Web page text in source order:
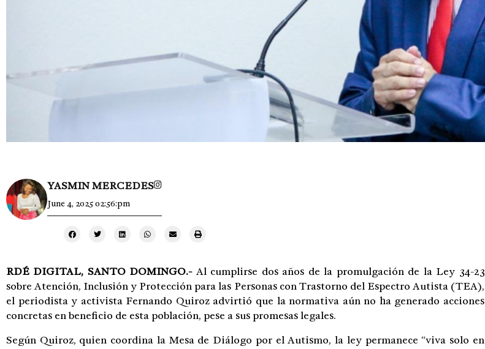
YASMIN MERCEDES
June 4, 2025 02:56:pm
RDÉ DIGITAL, SANTO DOMINGO.-Al cumplirse dos años de la promulgación de la Ley 34-23
sobre Atención, Inclusión y Protección para las Personas con Trastorno del Espectro Autista (TEA),
el periodista y activista Fernando Quiroz advirtió que la normativa aún no ha generado acciones
concretas en beneficio de esta población, pese a sus promesas legales.
Según Quiroz, quien coordina la Mesa de Diálogo por el Autismo, la ley permanece “viva solo en